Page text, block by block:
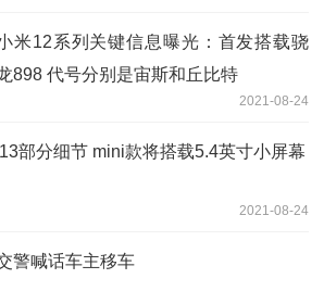
米12系列关键信息曝光：首发搭载骁
898 代号分别是宙斯和丘比特
2021-08-24
部分细节 mini款将搭载5.4英寸小屏幕
2021-08-24
警喊话车主移车